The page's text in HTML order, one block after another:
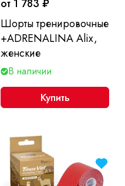
от 1 783 ₽
Шорты тренировочные
+ADRENALINA Alix,
женские
В наличии
Купить